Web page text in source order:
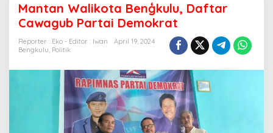
Benģkulu,
Daftar
Cawagub
Partai
Mantan Walikota Benģkulu, Daftar
Cawagub Partai Demokrat
Reporter : Eko - Editor : Iwan
April 19, 2024
Bengkulu, Politik